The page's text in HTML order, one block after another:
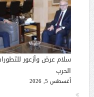
سلام عرض وأزعور
الحرب
أغسطس 5, 2026